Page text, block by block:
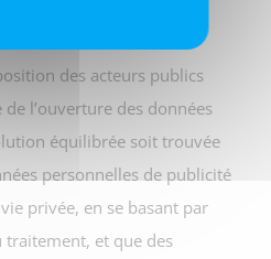
à jour.
des acteurs publics
l’ouverture des données
équilibrée soit trouvée
personnelles de publicité
privée, en se basant par
et que des